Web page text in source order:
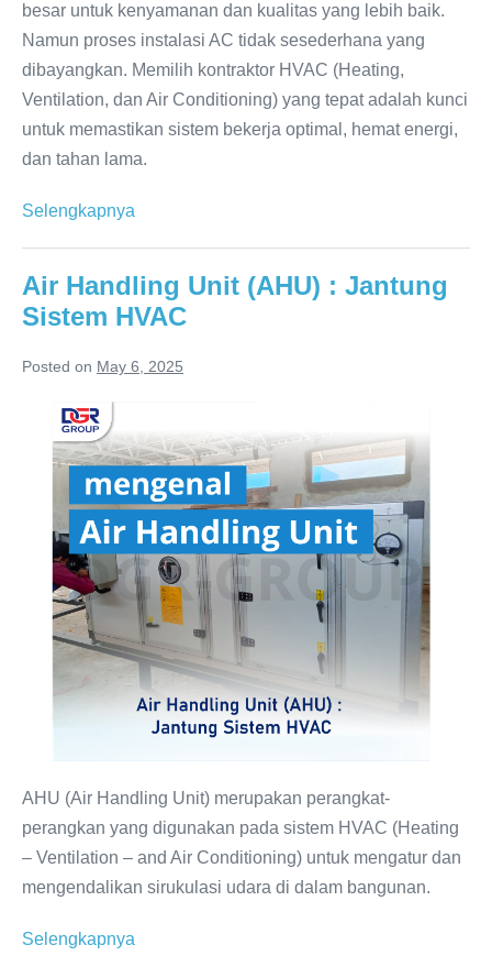
besar untuk kenyamanan dan kualitas yang lebih baik.
Namun proses instalasi AC tidak sesederhana yang
dibayangkan. Memilih kontraktor HVAC (Heating,
Ventilation, dan Air Conditioning) yang tepat adalah kunci
untuk memastikan sistem bekerja optimal, hemat energi,
dan tahan lama.
Selengkapnya
Baru?
Temukan
Kontraktor
Air Handling Unit (AHU) : Jantung
Sistem HVAC
Posted on May 6, 2025
Handling
(AHU)
Jantung
Sistem
HVAC
AHU (Air Handling Unit) merupakan perangkat-
perangkan yang digunakan pada sistem HVAC (Heating
– Ventilation – and Air Conditioning) untuk mengatur dan
mengendalikan sirukulasi udara di dalam bangunan.
Selengkapnya